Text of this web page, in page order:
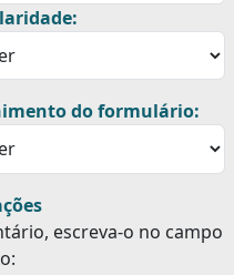
do formulário:
escreva-o no campo